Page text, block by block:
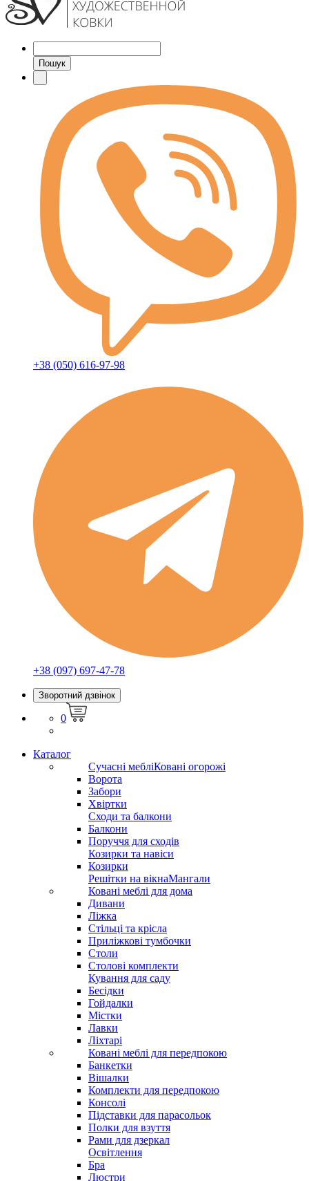
Пошук
+38 (050) 616-97-98
+38 (097) 697-47-78
Зворотний дзвінок
0
Каталог
Сучасні мебліКовані огорожі
Ворота
Забори
Хвіртки
Сходи та балкони
Балкони
Поруччя для сходів
Козирки та навіси
Козирки
Решітки на вікнаМангали
Ковані меблі для дома
Дивани
Ліжка
Стільці та крісла
Приліжкові тумбочки
Столи
Столові комплекти
Кування для саду
Бесідки
Гойдалки
Містки
Лавки
Ліхтарі
Ковані меблі для передпокою
Банкетки
Вішалки
Комплекти для передпокою
Консолі
Підставки для парасольок
Полки для взуття
Рами для дзеркал
Освітлення
Бра
Люстри